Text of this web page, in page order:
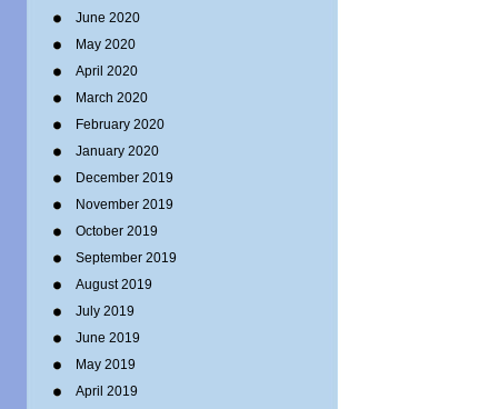
June 2020
May 2020
April 2020
March 2020
February 2020
January 2020
December 2019
November 2019
October 2019
September 2019
August 2019
July 2019
June 2019
May 2019
April 2019